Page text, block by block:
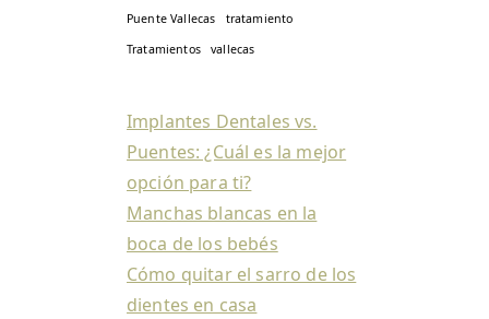
Puente Vallecas
tratamiento
Tratamientos
vallecas
Implantes Dentales vs.
Puentes: ¿Cuál es la mejor
opción para ti?
Manchas blancas en la
boca de los bebés
Cómo quitar el sarro de los
dientes en casa